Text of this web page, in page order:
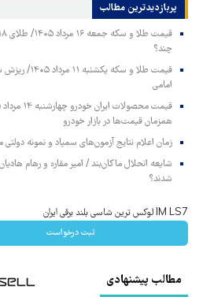
پربازدیدترین‌ مطالب
چند؟
قیمت طلا و سکه
امامی
همزمان قیمت‌ها در بازار خودرو
زمان اعلام نتایج آزمون‌های سمپاد و نمونه
شایعه انحلال ماکان‌بند / امیر مقاره و رهام
شدند؟
IM LS7 لوکس ترین شاسی بلند برقی ایران
ثبت درخواست
مطالب پیشنهادی